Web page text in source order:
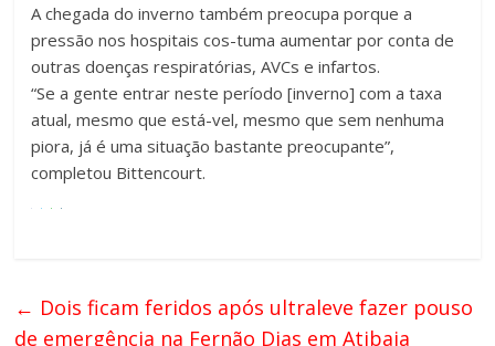
A chegada do inverno também preocupa porque a
pressão nos hospitais cos-tuma aumentar por conta de
outras doenças respiratórias, AVCs e infartos.
“Se a gente entrar neste período [inverno] com a taxa
atual, mesmo que está-vel, mesmo que sem nenhuma
piora, já é uma situação bastante preocupante”,
completou Bittencourt.
← Dois ficam feridos após ultraleve fazer pouso
de emergência na Fernão Dias em Atibaia